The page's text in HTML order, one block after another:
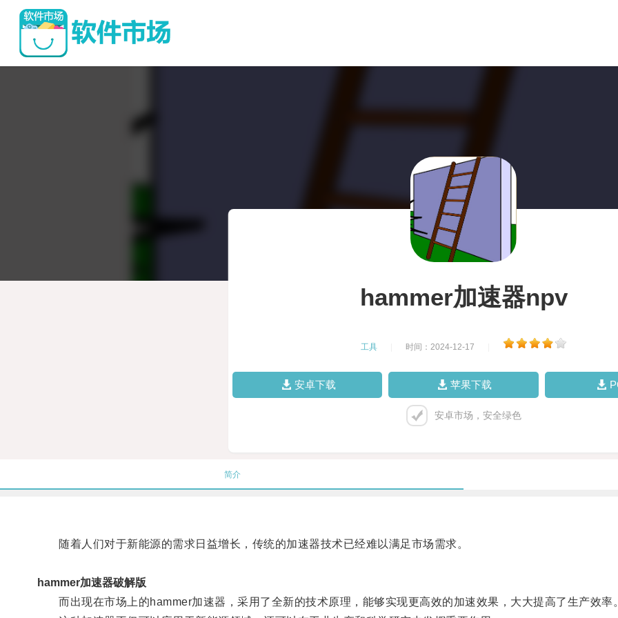
hammer加速器npv
工具 时间：2024-12-17
安卓下载 苹果下载
安卓市场，安全绿色
简介
随着人们对于新能源的需求日益增长，传统的加速器技术已经难以满足市场需求。
hammer加速器破解版
而出现在市场上的hammer加速器，采用了全新的技术原理，能够实现更高效的加速效果，大大提高了生产效率。